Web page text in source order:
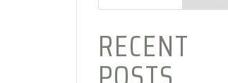
RECENT